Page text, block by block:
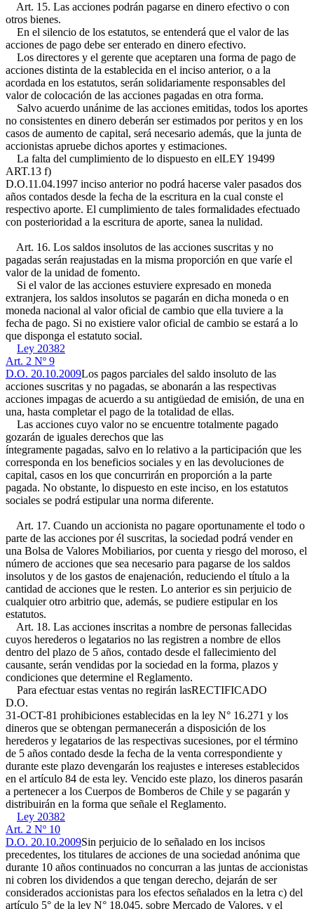
Art. 15. Las acciones podrán pagarse en dinero efectivo o con
otros bienes.
En el silencio de los estatutos, se entenderá que el valor de las
acciones de pago debe ser enterado en dinero efectivo.
Los directores y el gerente que aceptaren una forma de pago de
acciones distinta de la establecida en el inciso anterior, o a la
acordada en los estatutos, serán solidariamente responsables del
valor de colocación de las acciones pagadas en otra forma.
Salvo acuerdo unánime de las acciones emitidas, todos los aportes
no consistentes en dinero deberán ser estimados por peritos y en los
casos de aumento de capital, será necesario además, que la junta de
accionistas apruebe dichos aportes y estimaciones.
La falta del cumplimiento de lo dispuesto en elLEY 19499
ART.13 f)
D.O.11.04.1997 inciso anterior no podrá hacerse valer pasados dos
años contados desde la fecha de la escritura en la cual conste el
respectivo aporte. El cumplimiento de tales formalidades efectuado
con posterioridad a la escritura de aporte, sanea la nulidad.
Art. 16. Los saldos insolutos de las acciones suscritas y no
pagadas serán reajustadas en la misma proporción en que varíe el
valor de la unidad de fomento.
Si el valor de las acciones estuviere expresado en moneda
extranjera, los saldos insolutos se pagarán en dicha moneda o en
moneda nacional al valor oficial de cambio que ella tuviere a la
fecha de pago. Si no existiere valor oficial de cambio se estará a lo
que disponga el estatuto social.
Ley 20382
Art. 2 Nº 9
D.O. 20.10.2009Los pagos parciales del saldo insoluto de las
acciones suscritas y no pagadas, se abonarán a las respectivas
acciones impagas de acuerdo a su antigüedad de emisión, de una en
una, hasta completar el pago de la totalidad de ellas.
Las acciones cuyo valor no se encuentre totalmente pagado
gozarán de iguales derechos que las
íntegramente pagadas, salvo en lo relativo a la participación que les
corresponda en los beneficios sociales y en las devoluciones de
capital, casos en los que concurrirán en proporción a la parte
pagada. No obstante, lo dispuesto en este inciso, en los estatutos
sociales se podrá estipular una norma diferente.
Art. 17. Cuando un accionista no pagare oportunamente el todo o
parte de las acciones por él suscritas, la sociedad podrá vender en
una Bolsa de Valores Mobiliarios, por cuenta y riesgo del moroso, el
número de acciones que sea necesario para pagarse de los saldos
insolutos y de los gastos de enajenación, reduciendo el título a la
cantidad de acciones que le resten. Lo anterior es sin perjuicio de
cualquier otro arbitrio que, además, se pudiere estipular en los
estatutos.
Art. 18. Las acciones inscritas a nombre de personas fallecidas
cuyos herederos o legatarios no las registren a nombre de ellos
dentro del plazo de 5 años, contado desde el fallecimiento del
causante, serán vendidas por la sociedad en la forma, plazos y
condiciones que determine el Reglamento.
Para efectuar estas ventas no regirán lasRECTIFICADO
D.O.
31-OCT-81 prohibiciones establecidas en la ley N° 16.271 y los
dineros que se obtengan permanecerán a disposición de los
herederos y legatarios de las respectivas sucesiones, por el término
de 5 años contado desde la fecha de la venta correspondiente y
durante este plazo devengarán los reajustes e intereses establecidos
en el artículo 84 de esta ley. Vencido este plazo, los dineros pasarán
a pertenecer a los Cuerpos de Bomberos de Chile y se pagarán y
distribuirán en la forma que señale el Reglamento.
Ley 20382
Art. 2 Nº 10
D.O. 20.10.2009Sin perjuicio de lo señalado en los incisos
precedentes, los titulares de acciones de una sociedad anónima que
durante 10 años continuados no concurran a las juntas de accionistas
ni cobren los dividendos a que tengan derecho, dejarán de ser
considerados accionistas para los efectos señalados en la letra c) del
artículo 5° de la ley N° 18.045, sobre Mercado de Valores, y el